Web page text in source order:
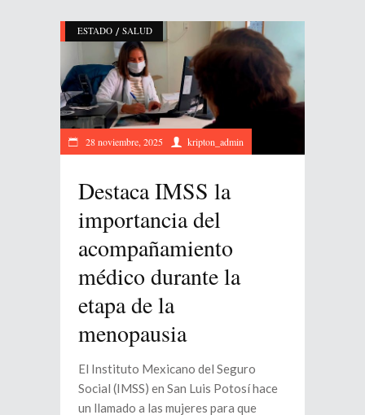
ESTADO / SALUD
28 noviembre, 2025 kripton_admin
Destaca IMSS la
importancia del
acompañamiento
médico durante la
etapa de la
menopausia
El Instituto Mexicano del Seguro
Social (IMSS) en San Luis Potosí hace
un llamado a las mujeres para que